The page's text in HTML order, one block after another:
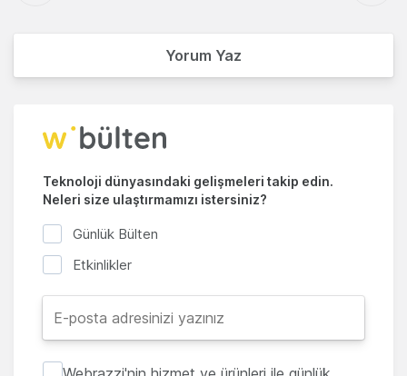
Yorum Yaz
Teknoloji dünyasındaki gelişmeleri takip edin.
Neleri size ulaştırmamızı istersiniz?
Günlük Bülten
Etkinlikler